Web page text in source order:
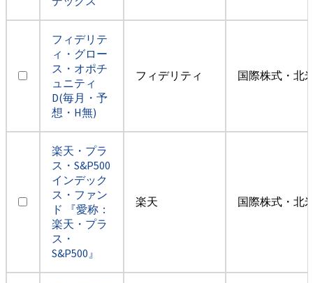
フィデリテ
ィ・グロー
ス・オポチ
ュニティ
D(毎月・予
想・H無)
フィデリティ 国際株式・北
楽天・プラ
ス・S&P500
インデック
ス・ファン
ド 『愛称：
楽天・プラ
ス・
S&P500』
楽天 国際株式・北